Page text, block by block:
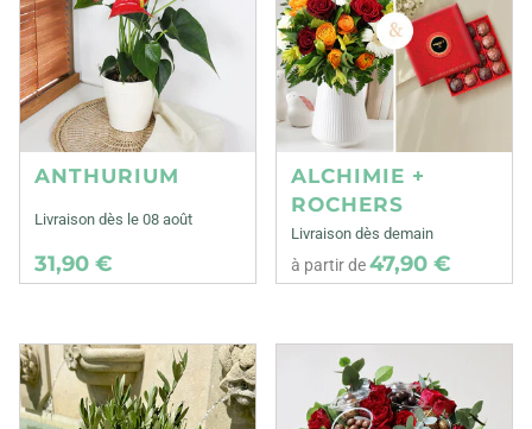
ANTHURIUM
Livraison dès le 08 août
31,90 €
ALCHIMIE +
ROCHERS
Livraison dès demain
à partir de47,90 €